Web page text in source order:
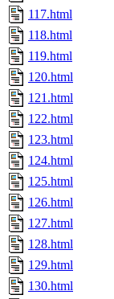
117.html
118.html
119.html
120.html
121.html
122.html
123.html
124.html
125.html
126.html
127.html
128.html
129.html
130.html